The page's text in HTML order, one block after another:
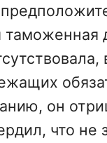
он
что не